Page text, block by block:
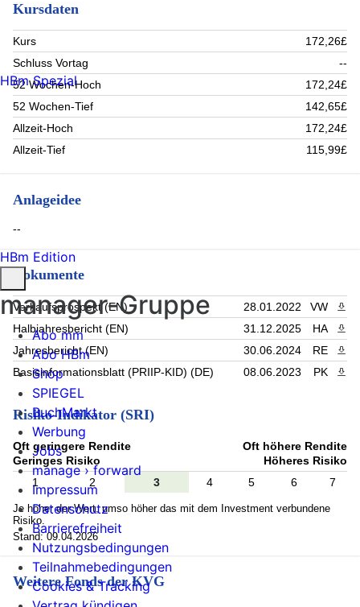
Kursdaten
Kurs
172,26£
Schluss Vortag
--
52 Wochen-Hoch
172,24£
52 Wochen-Tief
142,65£
Allzeit-Hoch
172,24£
Allzeit-Tief
115,99£
Anlageidee
--
Dokumente
Verkaufsprospekt (EN) 28.01.2022 VW
Halbjahresbericht (EN)
31.12.2025 HA
Jahresbericht (EN)
30.06.2024 RE
Basisinformationsblatt (PRIIP-KID) (DE)
08.06.2023 PK
Risiko-Indikator (SRI)
Oft geringere Rendite
Geringes Risiko
Oft höhere Rendite
Höheres Risiko
1
2 3 4 5 6 7
Je höher der Wert, umso höher das mit dem Investment verbundene
Risiko.
Stand: 09.04.2026
Weitere Fonds der KVG
HBm Spezial
HBm Edition
manager-Gruppe
Abo mm
Abo HBm
Shop
SPIEGEL
BuchMarkt
Werbung
Jobs
manage › forward
Impressum
Datenschutz
Barrierefreiheit
Nutzungsbedingungen
Teilnahmebedingungen
Cookies & Tracking